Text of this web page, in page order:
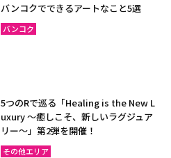
バンコクでできるアートなこと5選
バンコク
5つのRで巡る「Healing is the New L
uxury ～癒しこそ、新しいラグジュア
リー〜」第2弾を開催！
その他エリア